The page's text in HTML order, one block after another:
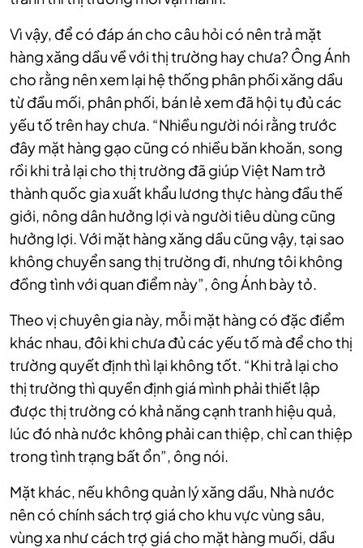
Vì vậy, để có đáp án cho câu hỏi có nên trả mặt
hàng xăng dầu về với thị trường hay chưa? Ông Ánh
cho rằng nên xem lại hệ thống phân phối xăng dầu
từ đầu mối, phân phối, bán lẻ xem đã hội tụ đủ các
yếu tố trên hay chưa. “Nhiều người nói rằng trước
đây mặt hàng gạo cũng có nhiều băn khoăn, song
rồi khi trả lại cho thị trường đã giúp Việt Nam trở
thành quốc gia xuất khẩu lương thực hàng đầu thế
giới, nông dân hưởng lợi và người tiêu dùng cũng
hưởng lợi. Với mặt hàng xăng dầu cũng vậy, tại sao
không chuyển sang thị trường đi, nhưng tôi không
đồng tình với quan điểm này”, ông Ánh bày tỏ.
Theo vị chuyên gia này, mỗi mặt hàng có đặc điểm
khác nhau, đôi khi chưa đủ các yếu tố mà để cho thị
trường quyết định thì lại không tốt. “Khi trả lại cho
thị trường thì quyền định giá mình phải thiết lập
được thị trường có khả năng cạnh tranh hiệu quả,
lúc đó nhà nước không phải can thiệp, chỉ can thiệp
trong tình trạng bất ổn”, ông nói.
Mặt khác, nếu không quản lý xăng dầu, Nhà nước
nên có chính sách trợ giá cho khu vực vùng sâu,
vùng xa như cách trợ giá cho mặt hàng muối, dầu